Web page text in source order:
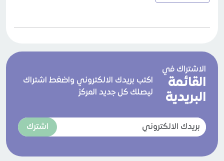
الاشتراك في
القائمة
البريدية
اكتب بريدك الالكتروني واضغط اشتراك
ليصلك كل جديد المركز
اشترك